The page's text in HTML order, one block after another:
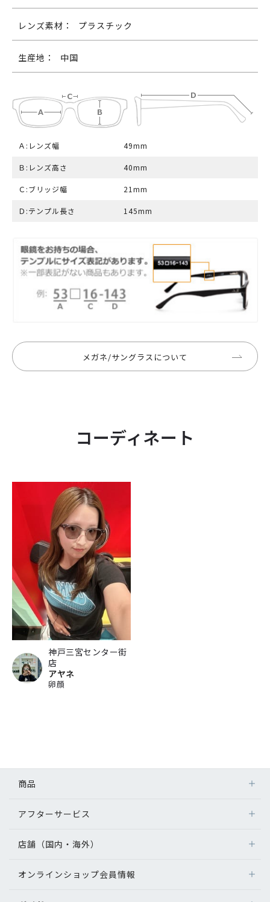
レンズ素材： プラスチック
生産地： 中国
Ａ:レンズ幅 49mm
Ｂ:レンズ高さ 40mm
Ｃ:ブリッジ幅 21mm
Ｄ:テンプル長さ 145mm
メガネ/サングラスについて
コーディネート
神戸三宮センター街
店
アヤネ
卵顔
商品
アフターサービス
店舗（国内・海外）
オンラインショップ会員情報